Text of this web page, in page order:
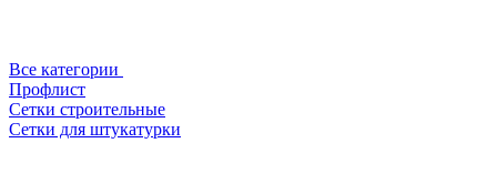
Все категории
Профлист
Сетки строительные
Сетки для штукатурки